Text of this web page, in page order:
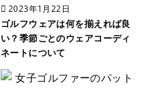
2023年1月22日
ゴルフウェアは何を揃えれば良
い？季節ごとのウェアコーディ
ネートについて